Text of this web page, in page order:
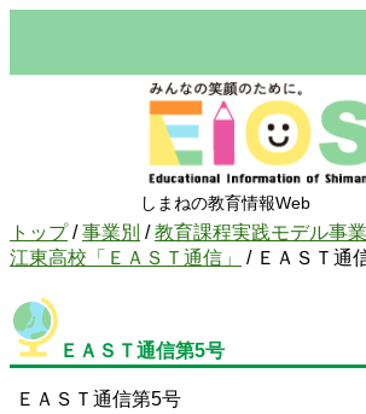
しまねの教育情報Web
現
在
位
置：
トップ/事業別 /教育課程実践モデル事
江東高校「ＥＡＳＴ通信」
/ ＥＡＳＴ通
ＥＡＳＴ通信第5号
ＥＡＳＴ通信第5号